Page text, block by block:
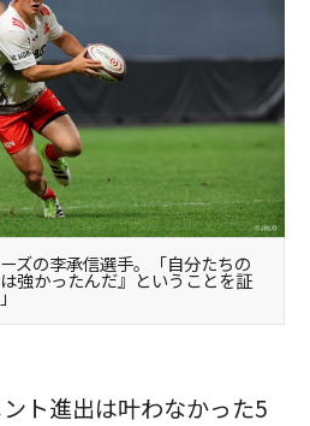
ズの李承信選手。「自分たちの
強かったんだ』ということを証
ト進出は叶わなかった5